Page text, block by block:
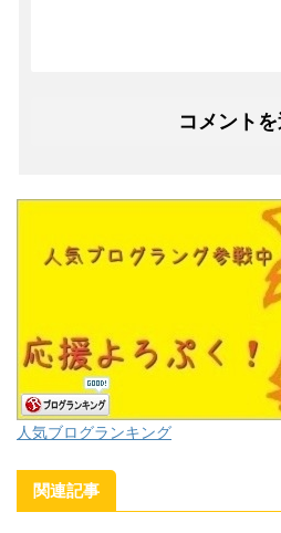
人気ブログランキング
関連記事